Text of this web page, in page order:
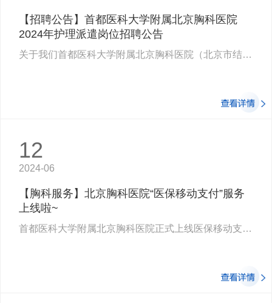
【招聘公告】首都医科大学附属北京胸科医院
2024年护理派遣岗位招聘公告
关于我们首都医科大学附属北京胸科医院（北京市结核病胸部肿瘤研究所）始建于1955年…
12
2024-06
【胸科服务】北京胸科医院“医保移动支付”服务
上线啦~
首都医科大学附属北京胸科医院正式上线医保移动支付功能，北京医保患者在我院就医时…